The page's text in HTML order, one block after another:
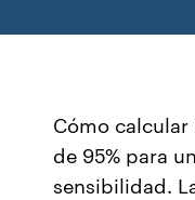
Cómo
de 95% para
sensibilidad.